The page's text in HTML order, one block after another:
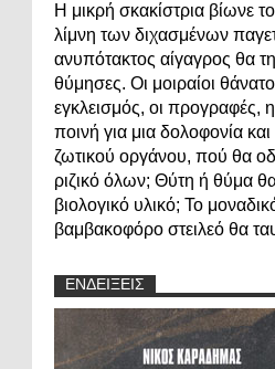
Η μικρή σκακίστρια βίωνε
λίμνη των διχασμένων
ανυπότακτος αίγαγρος θα
θύμησες. Οι μοιραίοι
εγκλεισμός, οι προγραφές,
ποινή για μια δολοφονία
ζωτικού οργάνου, πού θα
ριζικό όλων; Θύτη ή θύμα
βιολογικό υλικό; Το
βαμβακοφόρο στειλεό θα
ΕΝΔΕΙΞΕΙΣ